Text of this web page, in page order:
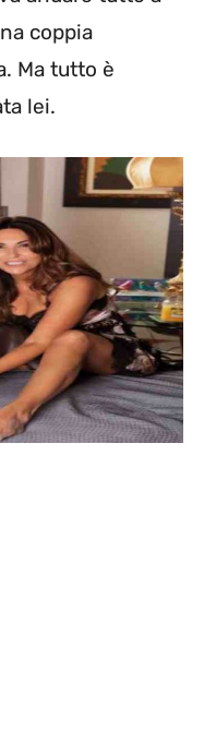
coppia
Ma tutto è
lei.